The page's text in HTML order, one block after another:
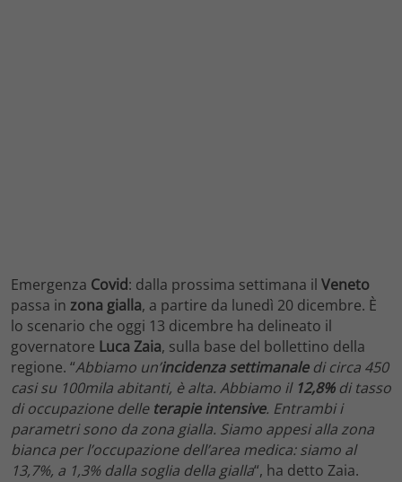
Emergenza Covid: dalla prossima settimana il Veneto
passa in zona gialla, a partire da lunedì 20 dicembre. È
lo scenario che oggi 13 dicembre ha delineato il
governatore Luca Zaia, sulla base del bollettino della
regione. “Abbiamo un’incidenza settimanaledi circa 450
casi su 100mila abitanti, è alta. Abbiamo il 12,8%di tasso
di occupazione delle terapie intensive. Entrambi i
parametri sono da zona gialla. Siamo appesi alla zona
bianca per l’occupazione dell’area medica: siamo al
13,7%, a 1,3% dalla soglia della gialla“, ha detto Zaia.